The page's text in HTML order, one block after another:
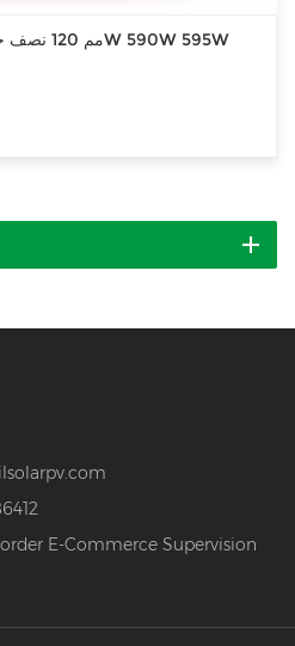
E-Commerce Supervision